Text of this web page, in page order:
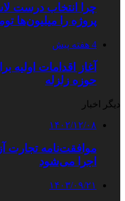
چرا انتخاب درست
پروژه را میلیون‌ها
4 هفته پیش
آغاز اقدامات اولیه
حوزه زلزله
دیگر اخبار
۱۴۰۲/۱۲/۰۸
موافقت‌نامه تجارت
اجرا می‌شود
۱۴۰۳/۰۹/۲۱